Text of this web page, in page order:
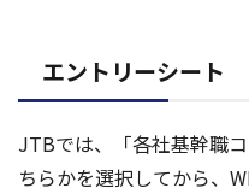
エントリーシート
JTBでは、「各社基幹職
ちらかを選択してから、